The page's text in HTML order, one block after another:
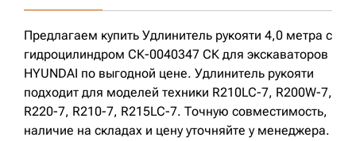
Предлагаем купить Удлинитель рукояти 4,0 метра с
гидроцилиндром СК-0040347 СК для экскаваторов
HYUNDAI по выгодной цене. Удлинитель рукояти
подходит для моделей техники R210LC-7, R200W-7,
R220-7, R210-7, R215LC-7. Точную совместимость,
наличие на складах и цену уточняйте у менеджера.